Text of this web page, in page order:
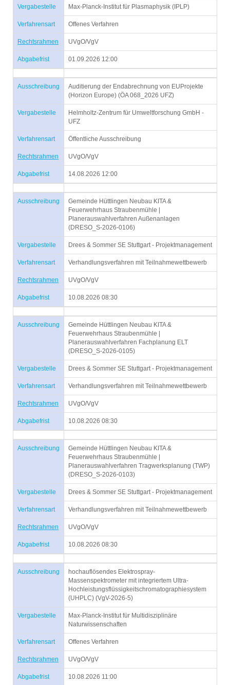
Vergabestelle Max-Planck-Institut für Plasmaphysik (IPLP)
Verfahrensart Offenes Verfahren
Rechtsrahmen UVgO/VgV
Abgabefrist 01.09.2026 12:00
Ausschreibung
Auditierung der Endabrechnung von EUProjekte
(Horizon Europe) (ÖA 068_2026 UFZ)
Vergabestelle
Helmholtz-Zentrum für Umweltforschung GmbH -
UFZ
Verfahrensart Öffentliche Ausschreibung
Rechtsrahmen UVgO/VgV
Abgabefrist 14.08.2026 12:00
Ausschreibung
Gemeinde Hüttlingen Neubau KITA &
Feuerwehrhaus Straubenmühle |
Planerauswahlverfahren Außenanlagen
(DRESO_S-2026-0106)
Vergabestelle Drees & Sommer SE Stuttgart - Projektmanagement
Verfahrensart Verhandlungsverfahren mit Teilnahmewettbewerb
Rechtsrahmen UVgO/VgV
Abgabefrist 10.08.2026 08:30
Ausschreibung
Gemeinde Hüttlingen Neubau KITA &
Feuerwehrhaus Straubenmühle |
Planerauswahlverfahren Fachplanung ELT
(DRESO_S-2026-0105)
Vergabestelle Drees & Sommer SE Stuttgart - Projektmanagement
Verfahrensart Verhandlungsverfahren mit Teilnahmewettbewerb
Rechtsrahmen UVgO/VgV
Abgabefrist 10.08.2026 08:30
Ausschreibung
Gemeinde Hüttlingen Neubau KITA &
Feuerwehrhaus Straubenmühle |
Planerauswahlverfahren Tragwerksplanung (TWP)
(DRESO_S-2026-0103)
Vergabestelle Drees & Sommer SE Stuttgart - Projektmanagement
Verfahrensart Verhandlungsverfahren mit Teilnahmewettbewerb
Rechtsrahmen UVgO/VgV
Abgabefrist 10.08.2026 08:30
Ausschreibung
hochauflösendes Elektrospray-
Massenspektrometer mit integriertem Ultra-
Hochleistungsflüssigkeitschromatographiesystem
(UHPLC) (VgV-2026-5)
Vergabestelle
Max-Planck-Institut für Multidisziplinäre
Naturwissenschaften
Verfahrensart Offenes Verfahren
Rechtsrahmen UVgO/VgV
Abgabefrist 10.08.2026 11:00